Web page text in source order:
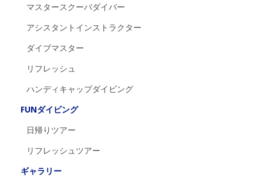
マスタースクーバダイバー
アシスタントインストラクター
ダイブマスター
リフレッシュ
ハンディキャップダイビング
FUNダイビング
日帰りツアー
リフレッシュツアー
ギャラリー